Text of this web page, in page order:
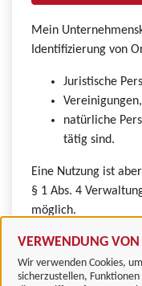
VERWENDUNG VON
Wir verwenden Cookies,
sicherzustellen,
Mein
Identifizierung von
Juristische
natürliche
tätig sind.
Eine Nutzung ist
§ 1 Abs. 4
möglich.